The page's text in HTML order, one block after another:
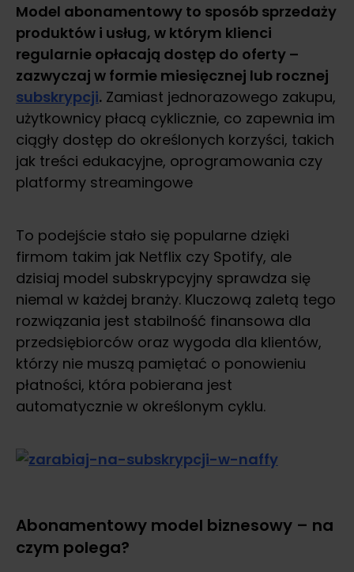
Model abonamentowy to sposób sprzedaży
produktów i usług, w którym klienci
regularnie opłacają dostęp do oferty –
zazwyczaj w formie miesięcznej lub rocznej
subskrypcji. Zamiast jednorazowego zakupu,
użytkownicy płacą cyklicznie, co zapewnia im
ciągły dostęp do określonych korzyści, takich
jak treści edukacyjne, oprogramowania czy
platformy streamingowe
To podejście stało się popularne dzięki
firmom takim jak Netflix czy Spotify, ale
dzisiaj model subskrypcyjny sprawdza się
niemal w każdej branży. Kluczową zaletą tego
rozwiązania jest stabilność finansowa dla
przedsiębiorców oraz wygoda dla klientów,
którzy nie muszą pamiętać o ponowieniu
płatności, która pobierana jest
automatycznie w określonym cyklu.
Abonamentowy model biznesowy – na
czym polega?